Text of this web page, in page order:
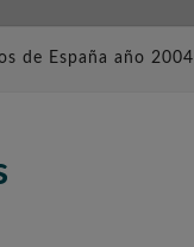
de España año 2004